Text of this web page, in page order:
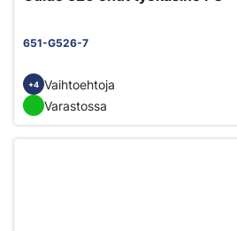
651-G526-7
+4 Vaihtoehtoja
Varastossa